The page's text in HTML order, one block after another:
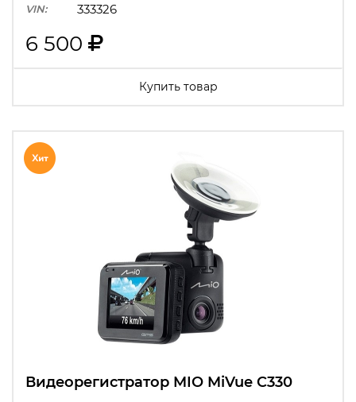
VIN: 333326
6 500
Купить товар
Видеорегистратор MIO MiVue C330